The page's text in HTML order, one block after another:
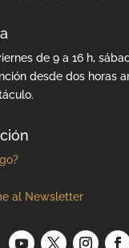
de 9 a 16 h,
desde dos horas
al Newsletter